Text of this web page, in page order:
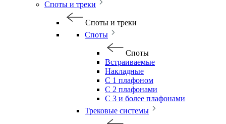
Споты и треки
Споты и треки
Споты
Споты
Встраиваемые
Накладные
С 1 плафоном
С 2 плафонами
С 3 и более плафонами
Трековые системы